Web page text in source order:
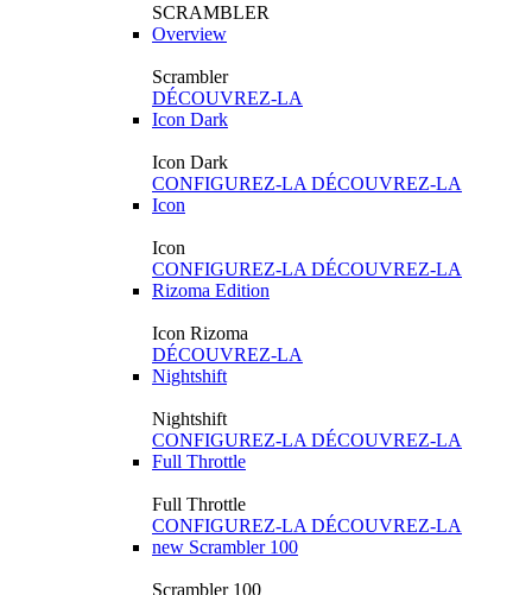
SCRAMBLER
Overview
Scrambler
DÉCOUVREZ-LA
Icon Dark
Icon Dark
CONFIGUREZ-LA DÉCOUVREZ-LA
Icon
Icon
CONFIGUREZ-LA DÉCOUVREZ-LA
Rizoma Edition
Icon Rizoma
DÉCOUVREZ-LA
Nightshift
Nightshift
CONFIGUREZ-LA DÉCOUVREZ-LA
Full Throttle
Full Throttle
CONFIGUREZ-LA DÉCOUVREZ-LA
new Scrambler 100
Scrambler 100